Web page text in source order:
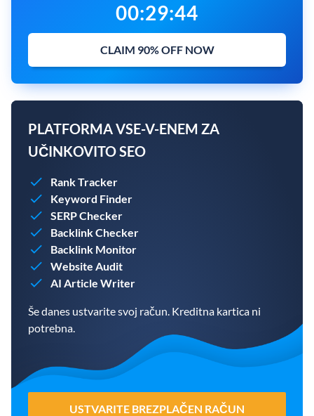
00:29:43
CLAIM 90% OFF NOW
PLATFORMA VSE-V-ENEM ZA
UČINKOVITO SEO
Rank Tracker
Keyword Finder
SERP Checker
Backlink Checker
Backlink Monitor
Website Audit
AI Article Writer
Še danes ustvarite svoj račun. Kreditna kartica ni
potrebna.
USTVARITE BREZPLAČEN RAČUN